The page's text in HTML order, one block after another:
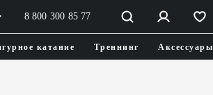
8 800 300 85 77
катание Треннинг Аксессуары